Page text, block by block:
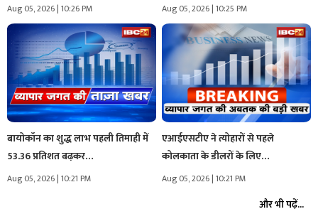
Aug 05, 2026 | 10:26 PM Aug 05, 2026 | 10:25 PM
बायोकॉन का शुद्ध लाभ पहली तिमाही में
53.36 प्रतिशत बढ़कर…
Aug 05, 2026 | 10:21 PM
एआईएसटीए ने त्योहारों से पहले
कोलकाता के डीलरों के लिए…
Aug 05, 2026 | 10:21 PM
और भी पढ़ें...